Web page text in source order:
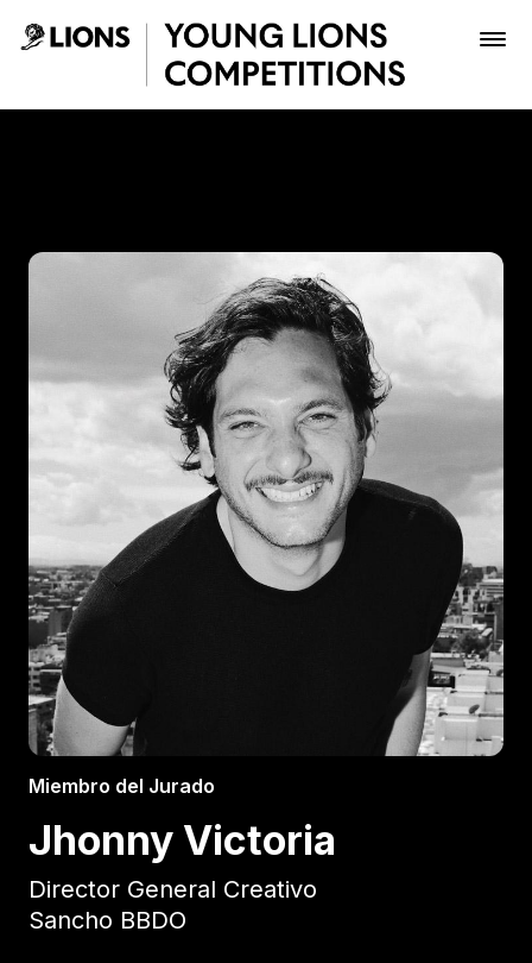
Saltar al contenido principal
Inscribir
Boletería
Miembro del Jurado
Jhonny Victoria
Director General Creativo
Sancho BBDO